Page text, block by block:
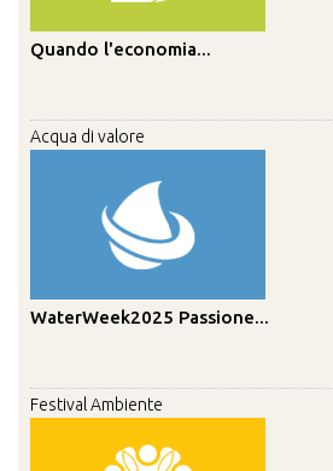
Quando l'economia...
Acqua di valore
WaterWeek2025 Passione...
Festival Ambiente